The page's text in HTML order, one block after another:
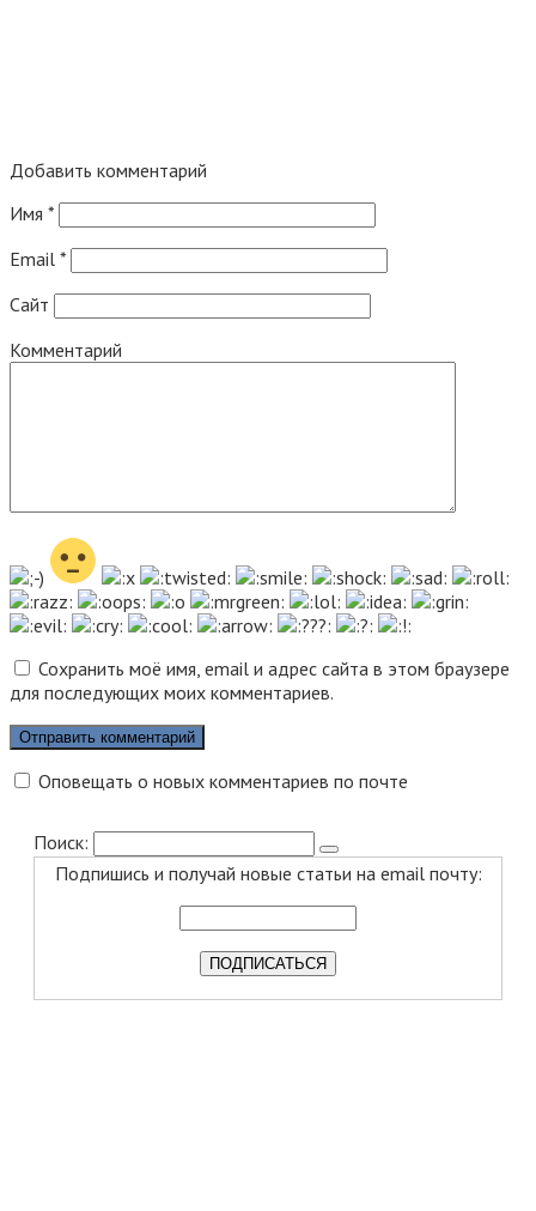
Добавить комментарий
Имя *
Email *
Сайт
Комментарий
Сохранить моё имя, email и адрес сайта в этом браузере
для последующих моих комментариев.
Оповещать о новых комментариев по почте
Поиск:
Подпишись и получай новые статьи на email почту: